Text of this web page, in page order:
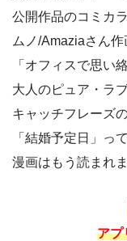
公開作品のコミカ
ムノ/Amaziaさん作
「オフィスで思い
大人のピュア・ラ
キャッチフレーズ
「結婚予定日」って
漫画はもう読まれ
アプ